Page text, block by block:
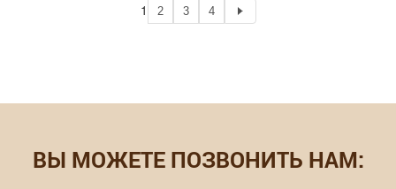
1 2 3 4
ВЫ МОЖЕТЕ ПОЗВОНИТЬ НАМ: